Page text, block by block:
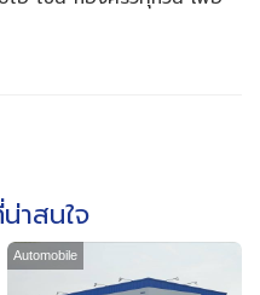
าสนใจ
Automobile